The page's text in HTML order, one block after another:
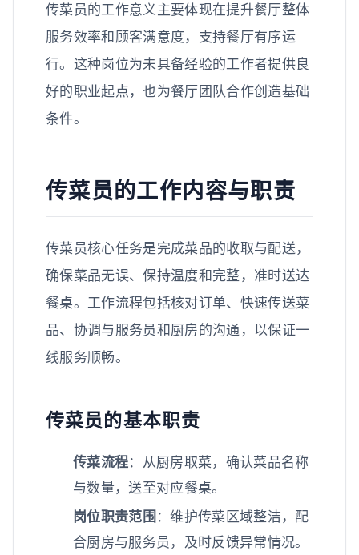
传菜员的工作意义主要体现在提升餐厅整体
服务效率和顾客满意度，支持餐厅有序运
行。这种岗位为未具备经验的工作者提供良
好的职业起点，也为餐厅团队合作创造基础
条件。
传菜员的工作内容与职责
传菜员核心任务是完成菜品的收取与配送，
确保菜品无误、保持温度和完整，准时送达
餐桌。工作流程包括核对订单、快速传送菜
品、协调与服务员和厨房的沟通，以保证一
线服务顺畅。
传菜员的基本职责
传菜流程：从厨房取菜，确认菜品名称
与数量，送至对应餐桌。
岗位职责范围 ：维护传菜区域整洁，配
合厨房与服务员，及时反馈异常情况。